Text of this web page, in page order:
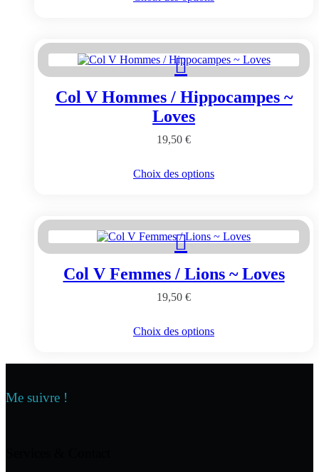
Les
options
être
choisies
sur
la
produit
Col V Hommes / Hippocampes ~
Loves
19,50 €
Choix des options
Ce
Les
options
être
sur
page
du
Col V Femmes / Lions ~ Loves
19,50 €
Choix des options
Ce
Me suivre !